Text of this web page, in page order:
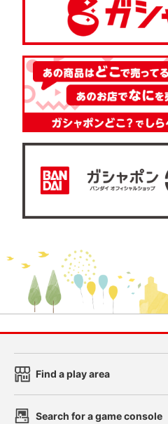
Find a play area
Search for a game console